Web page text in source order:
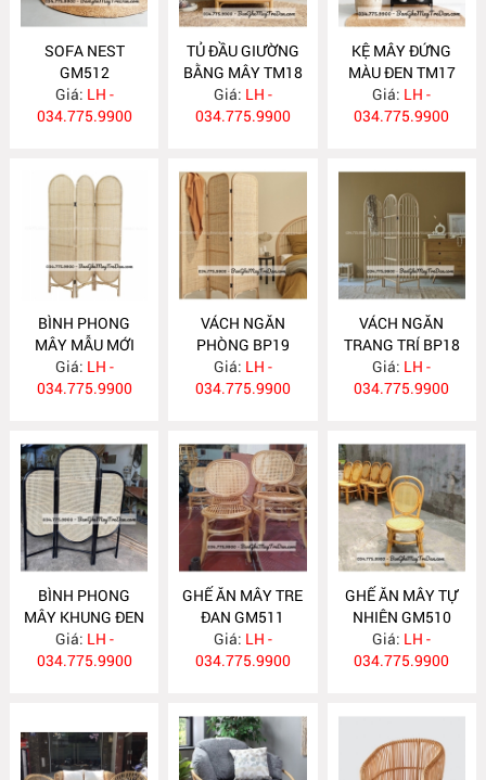
SOFA NEST
GM512
Giá: LH -
034.775.9900
TỦ ĐẦU GIƯỜNG
BẰNG MÂY TM18
Giá: LH -
034.775.9900
KỆ MÂY ĐỨNG
MÀU ĐEN TM17
Giá: LH -
034.775.9900
BÌNH PHONG
MÂY MẪU MỚI
BP20
Giá: LH -
034.775.9900
VÁCH NGĂN
PHÒNG BP19
Giá: LH -
034.775.9900
VÁCH NGĂN
TRANG TRÍ BP18
Giá: LH -
034.775.9900
BÌNH PHONG
MÂY KHUNG ĐEN
BP17
Giá: LH -
034.775.9900
GHẾ ĂN MÂY TRE
ĐAN GM511
Giá: LH -
034.775.9900
GHẾ ĂN MÂY TỰ
NHIÊN GM510
Giá: LH -
034.775.9900